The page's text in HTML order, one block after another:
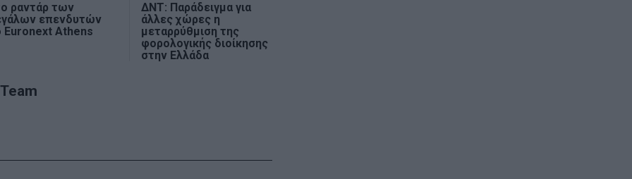
ραντάρ των
επενδυτών
Euronext Athens
ΔΝΤ: Παράδειγμα για
άλλες χώρες η
μεταρρύθμιση της
φορολογικής διοίκησης
στην Ελλάδα